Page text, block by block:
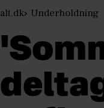
alt.dk Underholdning